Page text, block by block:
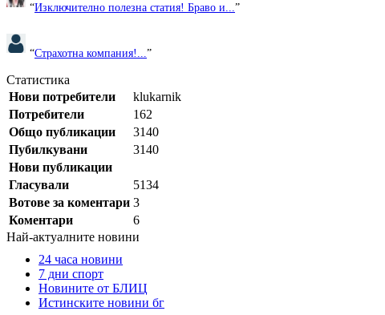
“Изключително полезна статия! Браво и... ”
“Страхотна компания!... ”
Статистика
Нови потребители
klukarnik
Потребители
162
Общо публикации
3140
Пубилкувани
3140
Нови публикации
Гласували
5134
Вотове за коментари 3
Коментари
6
Най-актуалните новини
24 часа новини
7 дни спорт
Новините от БЛИЦ
Истинските новини бг